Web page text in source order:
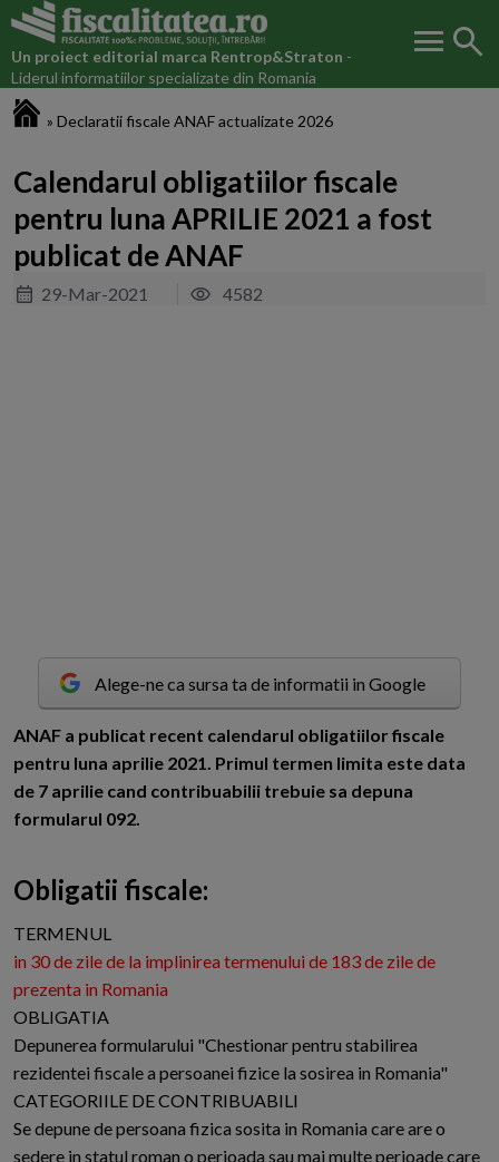
Un proiect editorial marca Rentrop&Straton -
Liderul informatiilor specializate din Romania
menu search
» Declaratii fiscale ANAF actualizate 2026
Calendarul obligatiilor fiscale
pentru luna APRILIE 2021 a fost
publicat de ANAF
29-Mar-2021 4582
Alege-ne ca sursa ta de informatii in Google
ANAF a publicat recent calendarul obligatiilor fiscale
pentru luna aprilie 2021. Primul termen limita este data
de 7 aprilie cand contribuabilii trebuie sa depuna
formularul 092.
Obligatii fiscale:
TERMENUL
in 30 de zile de la implinirea termenului de 183 de zile de
prezenta in Romania
OBLIGATIA
Depunerea formularului "Chestionar pentru stabilirea
rezidentei fiscale a persoanei fizice la sosirea in Romania"
CATEGORIILE DE CONTRIBUABILI
Se depune de persoana fizica sosita in Romania care are o
sedere in statul roman o perioada sau mai multe perioade care